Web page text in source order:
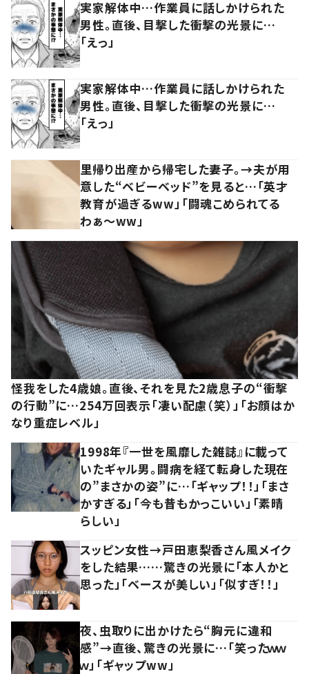
実家解体中…作業員に話しかけられた
男性。直後、目撃した衝撃の光景に…
「えっ」
実家解体中…作業員に話しかけられた
男性。直後、目撃した衝撃の光景に…
「えっ」
里帰り出産から帰宅した妻子。→夫が用
意した“ベビーベッド”を見ると…「英才
教育が過ぎるww」「闘魂こめられてる
わぁ～ww」
怪我をした4歳娘。直後、それを見た2歳息子の“衝撃
の行動”に…254万回表示「凄い配慮（笑）」「お顔はか
なり重症レベル」
1998年『一世を風靡した雑誌』に載って
いたギャル男。闘病を経て転身した現在
の”まさかの姿”に…「ギャップ！！」「まさ
かすぎる」「今も昔もかっこいい」「素晴
らしい」
スッピン女性→戸田恵梨香さん風メイク
をした結果……驚きの光景に「本人かと
思った」「ベースが美しい」「似すぎ！！」
夜、虫取りに出かけたら“胸元に違和
感”→直後、驚きの光景に…「笑ったｗｗ
ｗ」「ギャップww」